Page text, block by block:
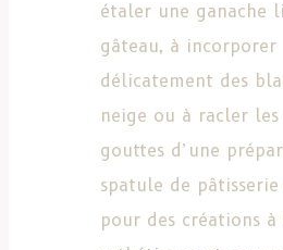
étaler une ganache
gâteau, à incorporer
délicatement des
neige ou à racler
gouttes d’une
spatule de
pour des créations